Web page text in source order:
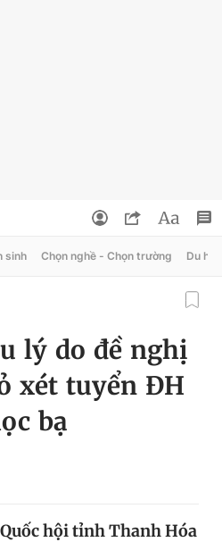
Tin 360
sinh Chọn nghề - Chọn trường Du học
lý do đề nghị
xét tuyển ĐH
bạ
hội tỉnh Thanh Hóa